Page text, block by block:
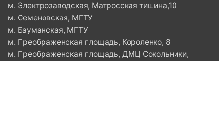
м. Электрозаводская, Матросская тишина,10
м. Семеновская, МГТУ
м. Бауманская, МГТУ
м. Преображенская площадь, Короленко, 8
м. Преображенская площадь, ДМЦ Сокольники,